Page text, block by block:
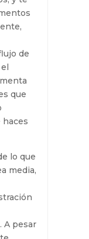
15 Oct
en
y
de tu
de
lo